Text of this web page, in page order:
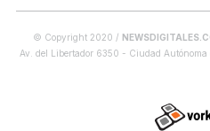
© Copyright 2020 /
Av. del Libertador 6350 - Ciudad